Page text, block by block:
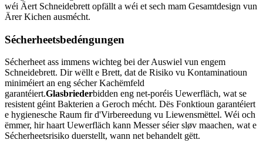
wéi Äert Schneidebrett opfällt a wéi et sech mam Gesamtdesign vun
Ärer Kichen ausmécht.
Sécherheetsbedéngungen
Sécherheet ass immens wichteg bei der Auswiel vun engem
Schneidebrett. Dir wëllt e Brett, dat de Risiko vu Kontaminatioun
miniméiert an eng sécher Kachëmfeld
garantéiert.Glasbriederbidden eng net-poréis Uewerfläch, wat se
resistent géint Bakterien a Geroch mécht. Dës Fonktioun garantéiert
e hygienesche Raum fir d'Virbereedung vu Liewensmëttel. Wéi och
ëmmer, hir haart Uewerfläch kann Messer séier sløv maachen, wat e
Sécherheetsrisiko duerstellt, wann net behandelt gëtt.